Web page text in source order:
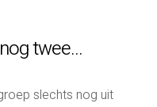
twee...
slechts nog uit